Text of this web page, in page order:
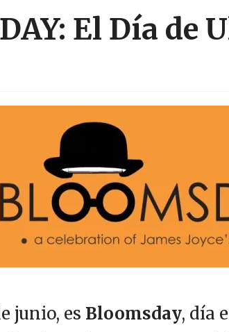
El Día de
junio, es Bloomsday, día